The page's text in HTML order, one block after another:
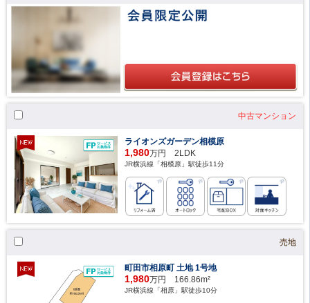
中古マンション
ライオンズガーデン相模原
1,980万円 2LDK
JR横浜線「相模原」駅徒歩11分
売地
町田市相原町 土地 1号地
1,980万円 166.86m²
JR横浜線「相原」駅徒歩10分